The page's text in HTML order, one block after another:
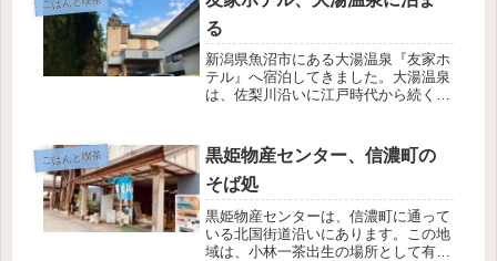
しているラインアップです😲。とん...
る
新潟県魚沼市にある大湯温泉『友家ホ
テル』へ宿泊してきました。大湯温泉
は、佐梨川沿いに江戸時代から続く、
テル』は、私のお気に入りの宿。10年
前に初めて訪れて以来、最低でも年
に...
ごはんと喫茶
黒姫物産センター、信濃町の
そば処
黒姫物産センターは、信濃町に通って
いる北国街道沿いにあります。この地
域は、小林一茶出生の場所として有名